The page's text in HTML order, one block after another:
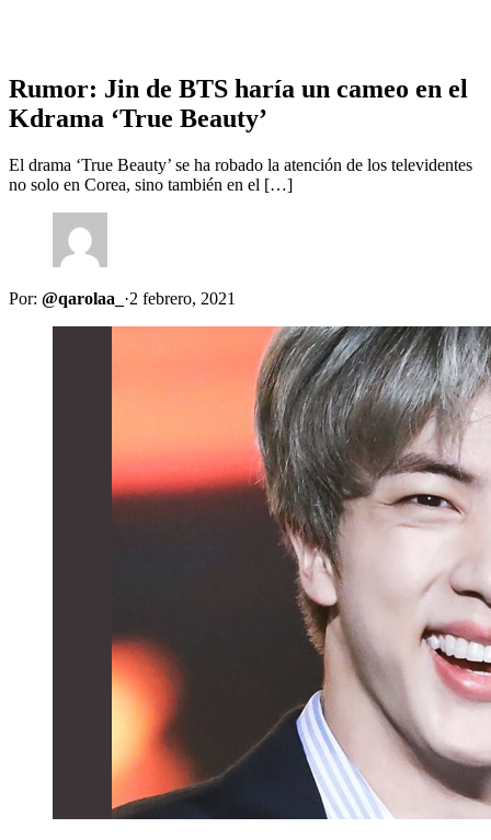
Rumor: Jin de BTS haría un cameo en el
Kdrama ‘True Beauty’
El drama ‘True Beauty’ se ha robado la atención de los televidentes
no solo en Corea, sino también en el […]
Por: @qarolaa_ ·2 febrero, 2021